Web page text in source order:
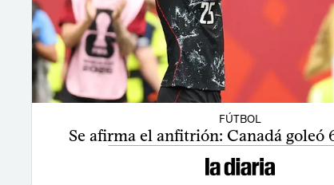
FÚTBOL
Se afirma el anfitrión: Canadá goleó